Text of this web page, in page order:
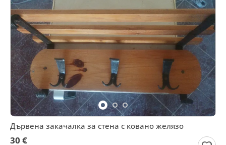
Дървена закачалка за стена с ковано желязо
30 €